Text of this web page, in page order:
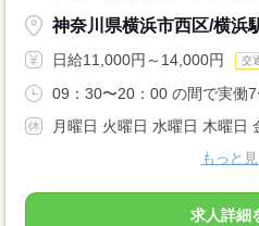
神奈川県横浜市西区/横浜
日給11,000円～14,000円 交
09：30〜20：00 の間で実働
月曜日 火曜日 水曜日 木曜日
もっと
求人詳細